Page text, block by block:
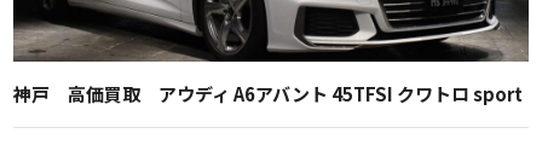
神戸 高価買取 アウディ A6アバント 45TFSI クワトロ sport